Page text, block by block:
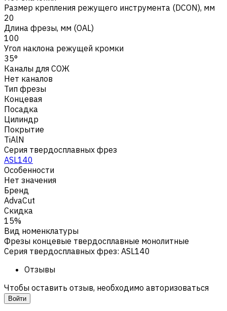
Размер крепления режущего инструмента (DCON), мм
20
Длина фрезы, мм (OAL)
100
Угол наклона режущей кромки
35°
Каналы для СОЖ
Нет каналов
Тип фрезы
Концевая
Посадка
Цилиндр
Покрытие
TiAlN
Серия твердосплавных фрез
ASL140
Особенности
Нет значения
Бренд
AdvaCut
Скидка
15%
Вид номенклатуры
Фрезы концевые твердосплавные монолитные
Серия твердосплавных фрез: ASL140
Отзывы
Чтобы оставить отзыв, необходимо авторизоваться
Войти